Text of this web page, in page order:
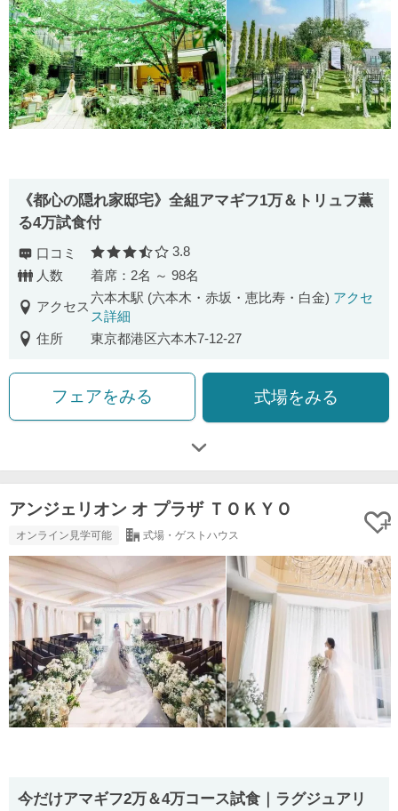
《都心の隠れ家邸宅》全組アマギフ1万＆トリュフ薫
る4万試食付
口コミ 口コミ評価
3.8
人数
着席：2名 ～ 98名
アクセス
六本木駅 (六本木・赤坂・恵比寿・白金) アクセ
ス詳細
住所
東京都港区六本木7-12-27
フェアをみる 式場をみる
アンジェリオン オ プラザ ＴＯＫＹＯ
オンライン見学可能 式場・ゲストハウス
今だけアマギフ2万＆4万コース試食｜ラグジュアリ